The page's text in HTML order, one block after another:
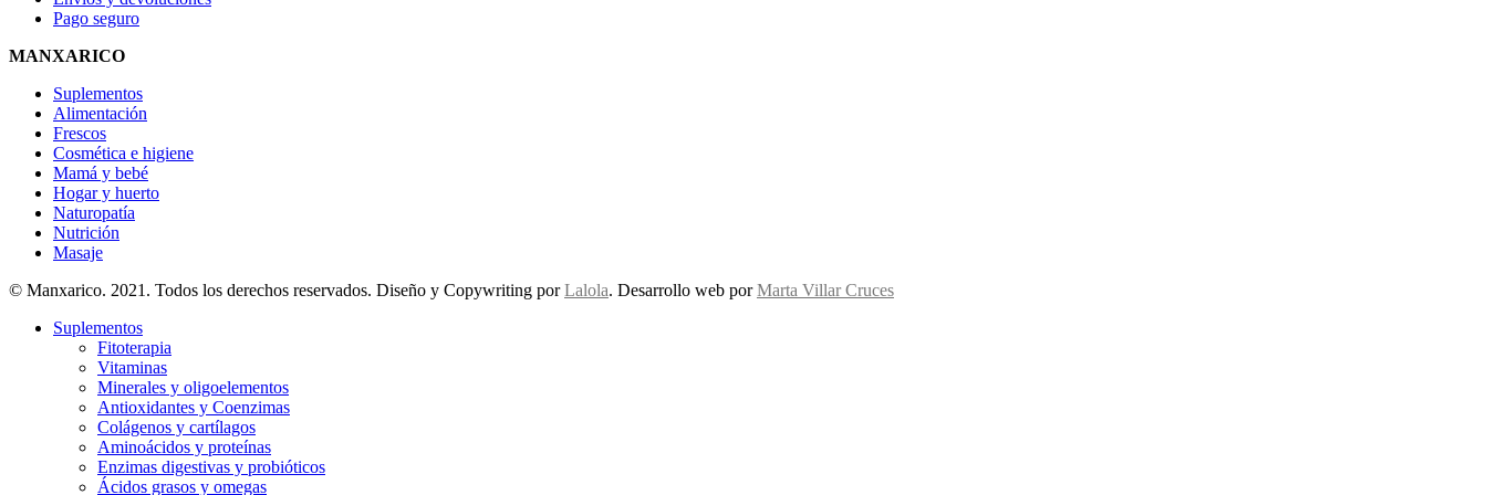
Pago seguro
MANXARICO
Suplementos
Alimentación
Frescos
Cosmética e higiene
Mamá y bebé
Hogar y huerto
Naturopatía
Nutrición
Masaje
© Manxarico. 2021. Todos los derechos reservados. Diseño y Copywriting porLalola. Desarrollo web porMarta Villar Cruces
Suplementos
Fitoterapia
Vitaminas
Minerales y oligoelementos
Antioxidantes y Coenzimas
Colágenos y cartílagos
Aminoácidos y proteínas
Enzimas digestivas y probióticos
Ácidos grasos y omegas